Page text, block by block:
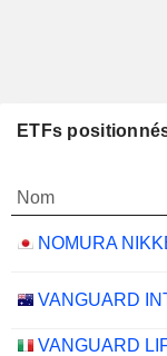
ETFs
Nom